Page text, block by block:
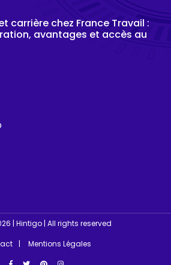
carrière chez France Travail :
avantages et accès au
| Hintigo | All rights reserved
Mentions Légales